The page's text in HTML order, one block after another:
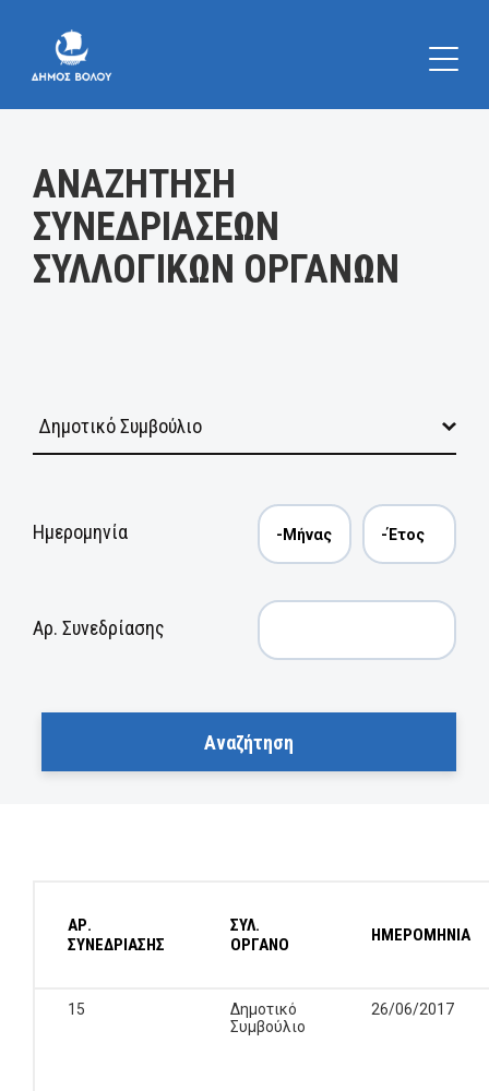
ΑΝΑΖΗΤΗΣΗ
ΣΥΝΕΔΡΙΑΣΕΩΝ
ΣΥΛΛΟΓΙΚΩΝ ΟΡΓΑΝΩΝ
Ημερομηνία
Αρ. Συνεδρίασης
ΑΡ.
ΣΥΝΕΔΡΙΑΣΗΣ
ΣΥΛ.
ΟΡΓΑΝΟ
ΗΜΕΡΟΜΗΝΙΑ
15
Δημοτικό
Συμβούλιο
26/06/2017